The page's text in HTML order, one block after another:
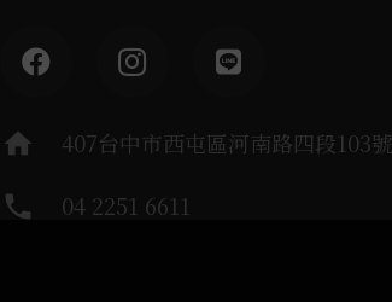
home 407台中市西屯區河南路四段103號
phone 04 2251 6611